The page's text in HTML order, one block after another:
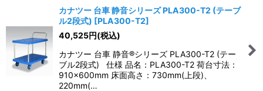
カナツー 台車 静音シリーズ PLA300-T2 (テーブ
ル2段式) [PLA300-T2]
40,525円(税込)
カナツー 台車 静音®シリーズ PLA300-T2 (テー
ブル2段式) 仕様 品名：PLA300-T2 荷台寸法：
910×600mm 床面高さ：730mm(上段)、
220mm(…